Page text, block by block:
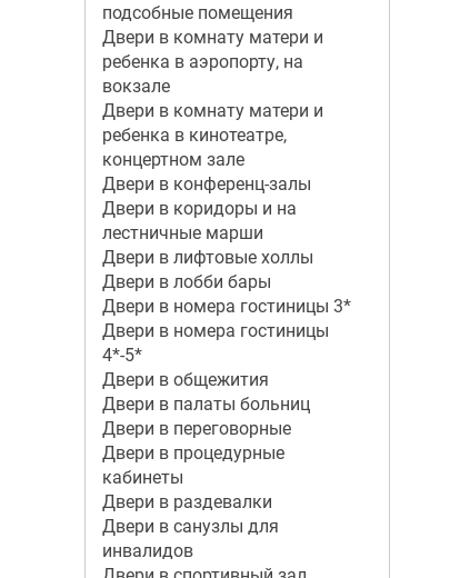
подсобные помещения
Двери в комнату матери и
ребенка в аэропорту, на
вокзале
Двери в комнату матери и
ребенка в кинотеатре,
концертном зале
Двери в конференц-залы
Двери в коридоры и на
лестничные марши
Двери в лифтовые холлы
Двери в лобби бары
Двери в номера гостиницы 3*
Двери в номера гостиницы
4*-5*
Двери в общежития
Двери в палаты больниц
Двери в переговорные
Двери в процедурные
кабинеты
Двери в раздевалки
Двери в санузлы для
инвалидов